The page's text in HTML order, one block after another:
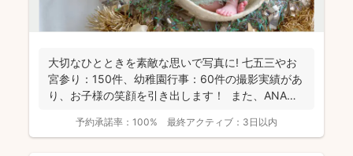
大切なひとときを素敵な思いで写真に! 七五三やお
宮参り：150件、幼稚園行事：60件の撮影実績があ
り、お子様の笑顔を引き出します！ また、ANA
予約承諾率： 100% 最終アクティブ： 3日以内